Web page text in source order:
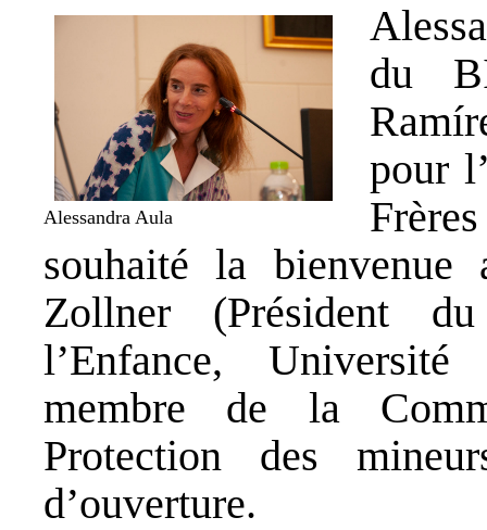
Alessandra Aula
du
pour
souhaité la
Zollner (Président
l’Enfance, Université
membre de la
Protection des
d’ouverture.